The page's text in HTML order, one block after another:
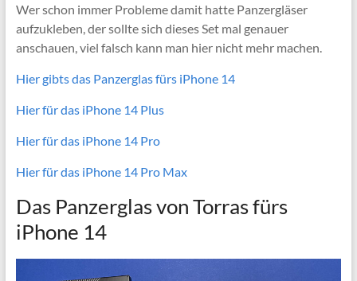
Wer schon immer Probleme damit hatte Panzergläser
aufzukleben, der sollte sich dieses Set mal genauer
anschauen, viel falsch kann man hier nicht mehr machen.
Hier gibts das Panzerglas fürs iPhone 14
Hier für das iPhone 14 Plus
Hier für das iPhone 14 Pro
Hier für das iPhone 14 Pro Max
Das Panzerglas von Torras fürs
iPhone 14